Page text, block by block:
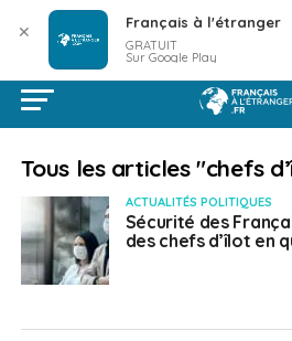
Tous les articles "chefs
ACTUALITÉS POLITIQUES
Sécurité des
des chefs d’îlot en
✕ Français à l'étranger
GRATUIT
Sur Google Play